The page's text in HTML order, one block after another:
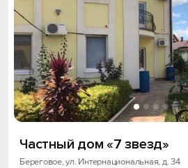
Частный дом «7 звезд»
Береговое, ул. Интернациональная, д. 34
Скидка
Хочешь дешевле? Оставь
промокод на первое